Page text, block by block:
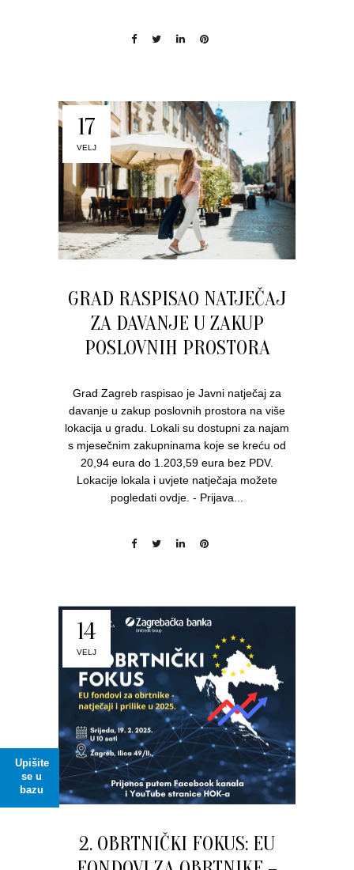
Upišite
se u
bazu
17
VELJ
GRAD RASPISAO NATJEČAJ
ZA DAVANJE U ZAKUP
POSLOVNIH PROSTORA
Grad Zagreb raspisao je Javni natječaj za
davanje u zakup poslovnih prostora na više
lokacija u gradu. Lokali su dostupni za najam
s mjesečnim zakupninama koje se kreću od
20,94 eura do 1.203,59 eura bez PDV.
Lokacije lokala i uvjete natječaja možete
pogledati ovdje. - Prijava...
14
VELJ
2. OBRTNIČKI FOKUS: EU